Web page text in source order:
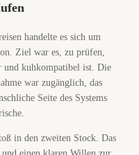
handelte es sich um
Ziel war es, zu prüfen,
und kuhkompatibel ist. Die
war zugänglich, das
Seite des Systems
in den zweiten Stock. Das